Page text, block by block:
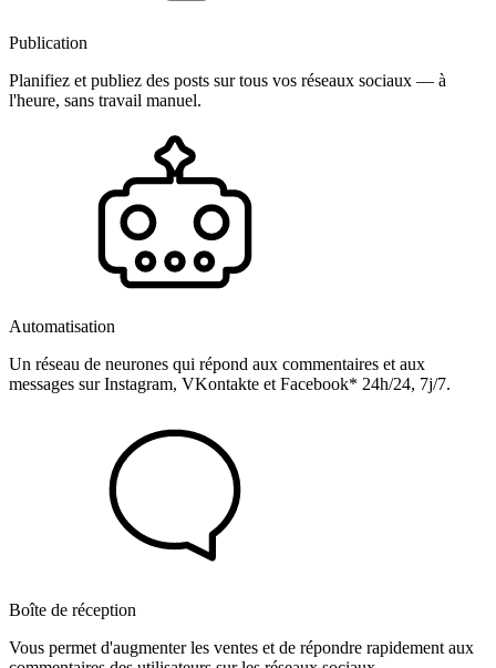
Publication
Planifiez et publiez des posts sur tous vos réseaux sociaux — à
l'heure, sans travail manuel.
Automatisation
Un réseau de neurones qui répond aux commentaires et aux
messages sur Instagram, VKontakte et Facebook* 24h/24, 7j/7.
Boîte de réception
Vous permet d'augmenter les ventes et de répondre rapidement aux